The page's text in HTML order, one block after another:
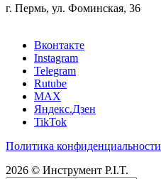
г. Пермь, ул. Фоминская, 36
Вконтакте
Instagram
Telegram
Rutube
MAX
Яндекс.Дзен
TikTok
Политика конфиденциальности
2026 © Инструмент P.I.T.